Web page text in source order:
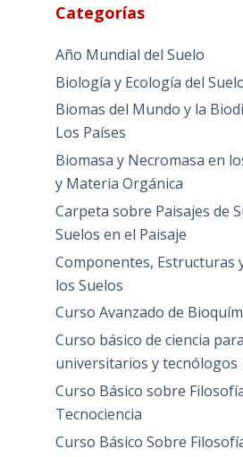
Categorías
Año Mundial del Suelo
Biología y Ecología del
Biomas del Mundo y la
Los Países
Biomasa y Necromasa en
y Materia Orgánica
Carpeta sobre Paisajes de
Suelos en el Paisaje
Componentes, Estructuras
los Suelos
Curso Avanzado de
Curso básico de ciencia
universitarios y tecnólogos
Curso Básico sobre
Tecnociencia
Curso Básico Sobre